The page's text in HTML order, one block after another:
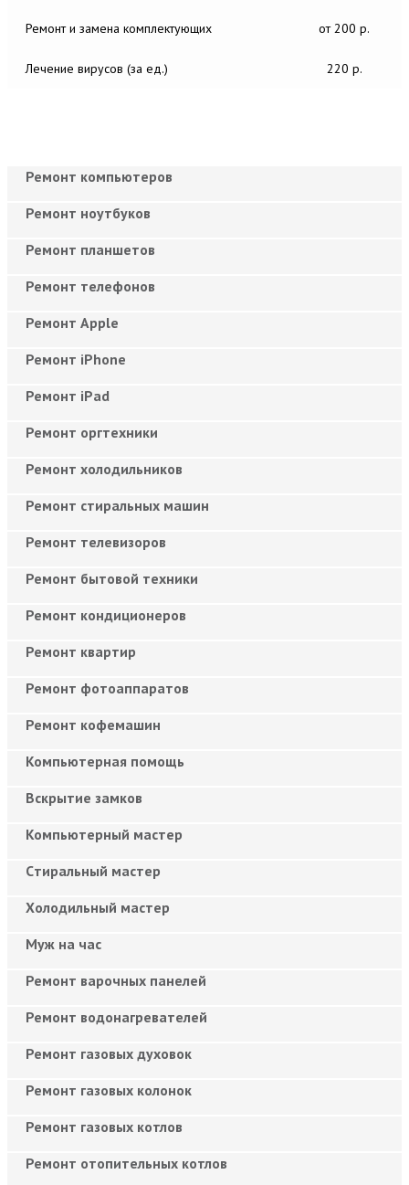
Ремонт и замена комплектующих от 200 р.
Лечение вирусов (за ед.) 220 р.
Ремонт компьютеров
Ремонт ноутбуков
Ремонт планшетов
Ремонт телефонов
Ремонт Apple
Ремонт iPhone
Ремонт iPad
Ремонт оргтехники
Ремонт холодильников
Ремонт стиральных машин
Ремонт телевизоров
Ремонт бытовой техники
Ремонт кондиционеров
Ремонт квартир
Ремонт фотоаппаратов
Ремонт кофемашин
Компьютерная помощь
Вскрытие замков
Компьютерный мастер
Cтиральный мастер
Холодильный мастер
Муж на час
Ремонт варочных панелей
Ремонт водонагревателей
Ремонт газовых духовок
Ремонт газовых колонок
Ремонт газовых котлов
Ремонт отопительных котлов